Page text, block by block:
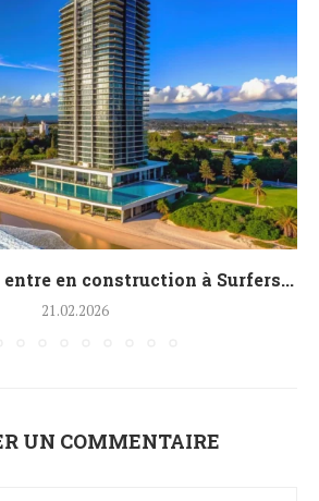
en construction à Surfers...
21.02.2026
UN COMMENTAIRE